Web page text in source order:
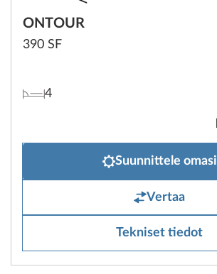
ONTOUR
390 SF
4
Suunnittele omasi
Vertaa
Tekniset tiedot